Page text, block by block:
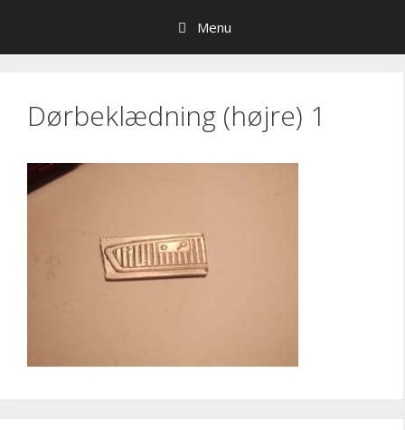
indhold
Menu
Dørbeklædning (højre) 1